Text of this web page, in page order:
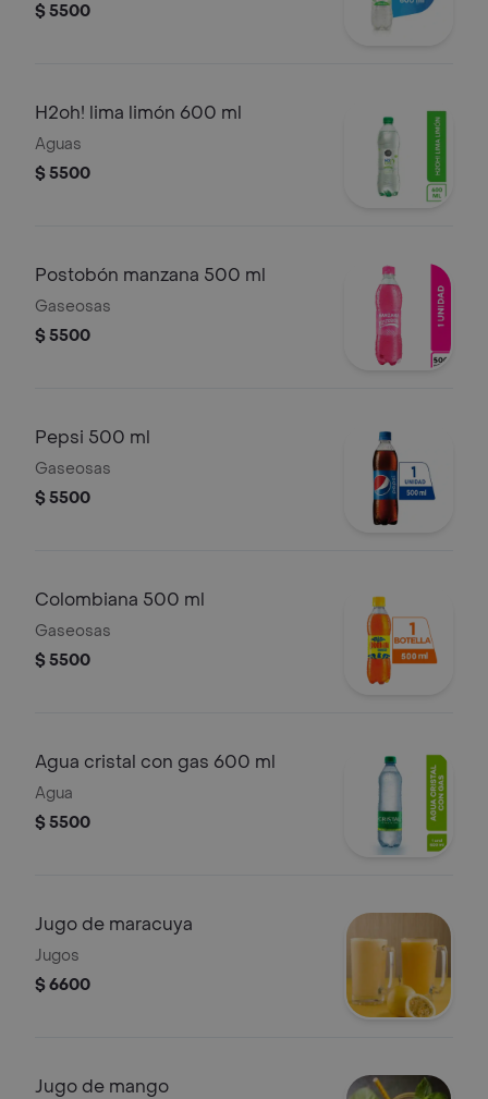
$ 5500
H2oh! lima limón 600 ml
Aguas
$ 5500
Postobón manzana 500 ml
Gaseosas
$ 5500
Pepsi 500 ml
Gaseosas
$ 5500
Colombiana 500 ml
Gaseosas
$ 5500
Agua cristal con gas 600 ml
Agua
$ 5500
Jugo de maracuya
Jugos
$ 6600
Jugo de mango